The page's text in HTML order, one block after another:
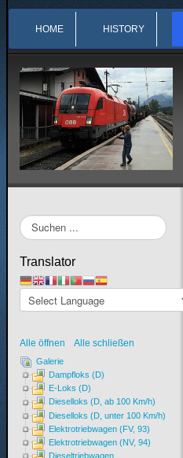
HOME HISTORY
Suchen
...
Translator
Alle öffnen Alle schließen
Galerie
Dampfloks (D)
E-Loks (D)
Dieselloks (D, ab 100 Km/h)
Dieselloks (D, unter 100 Km/h)
Elektrotriebwagen (FV, 93)
Elektrotriebwagen (NV, 94)
Dieseltriebwagen